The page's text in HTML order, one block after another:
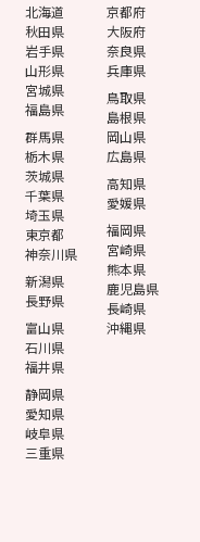
北海道
秋田県
岩手県
山形県
宮城県
福島県
群馬県
栃木県
茨城県
千葉県
埼玉県
東京都
神奈川県
新潟県
長野県
富山県
石川県
福井県
静岡県
愛知県
岐阜県
三重県
京都府
大阪府
奈良県
兵庫県
鳥取県
島根県
岡山県
広島県
高知県
愛媛県
福岡県
宮崎県
熊本県
鹿児島県
長崎県
沖縄県